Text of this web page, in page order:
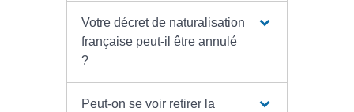
Votre décret de naturalisation
française peut-il être annulé
?
Peut-on se voir retirer la